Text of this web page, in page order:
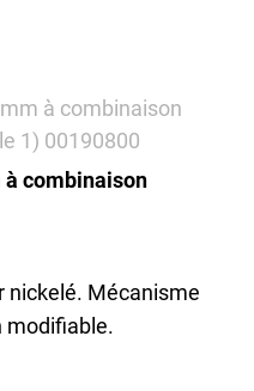
à combinaison
nickelé. Mécanisme
modifiable.